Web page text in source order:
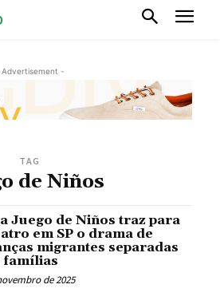
-
TAG
de Niños
Juego de Niños traz para
em SP o drama de
migrantes separadas
famílias
de 2025